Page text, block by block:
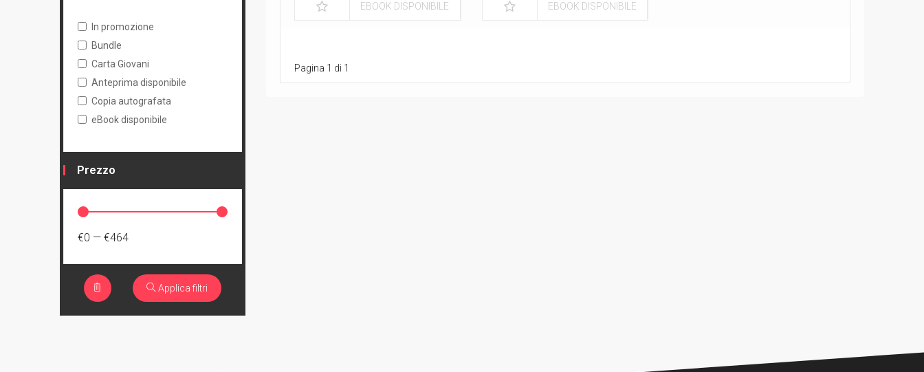
EBOOK DISPONIBILE EBOOK DISPONIBILE
Pagina 1 di 1
In promozione
Bundle
Carta Giovani
Anteprima disponibile
Copia autografata
eBook disponibile
Prezzo
€0 — €464
Applica filtri